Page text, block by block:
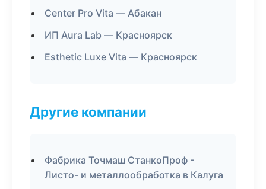
Center Pro Vita — Абакан
ИП Aura Lab — Красноярск
Esthetic Luxe Vita — Красноярск
Другие компании
Фабрика Точмаш СтанкоПроф -
Листо- и металлообработка в Калуга